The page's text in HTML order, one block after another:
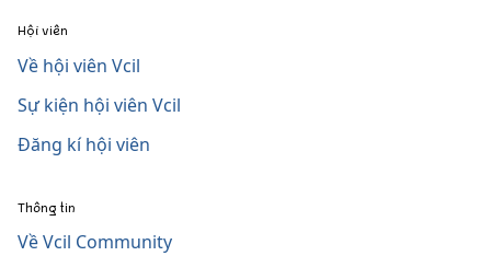
Hội viên
Về hội viên Vcil
Sự kiện hội viên Vcil
Đăng kí hội viên
Thông tin
Về Vcil Community